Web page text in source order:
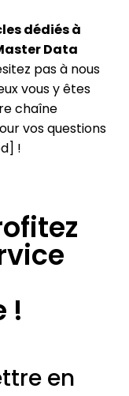
dédiés à
Data
pas à nous
vous y êtes
chaîne
vos questions
!
!
en